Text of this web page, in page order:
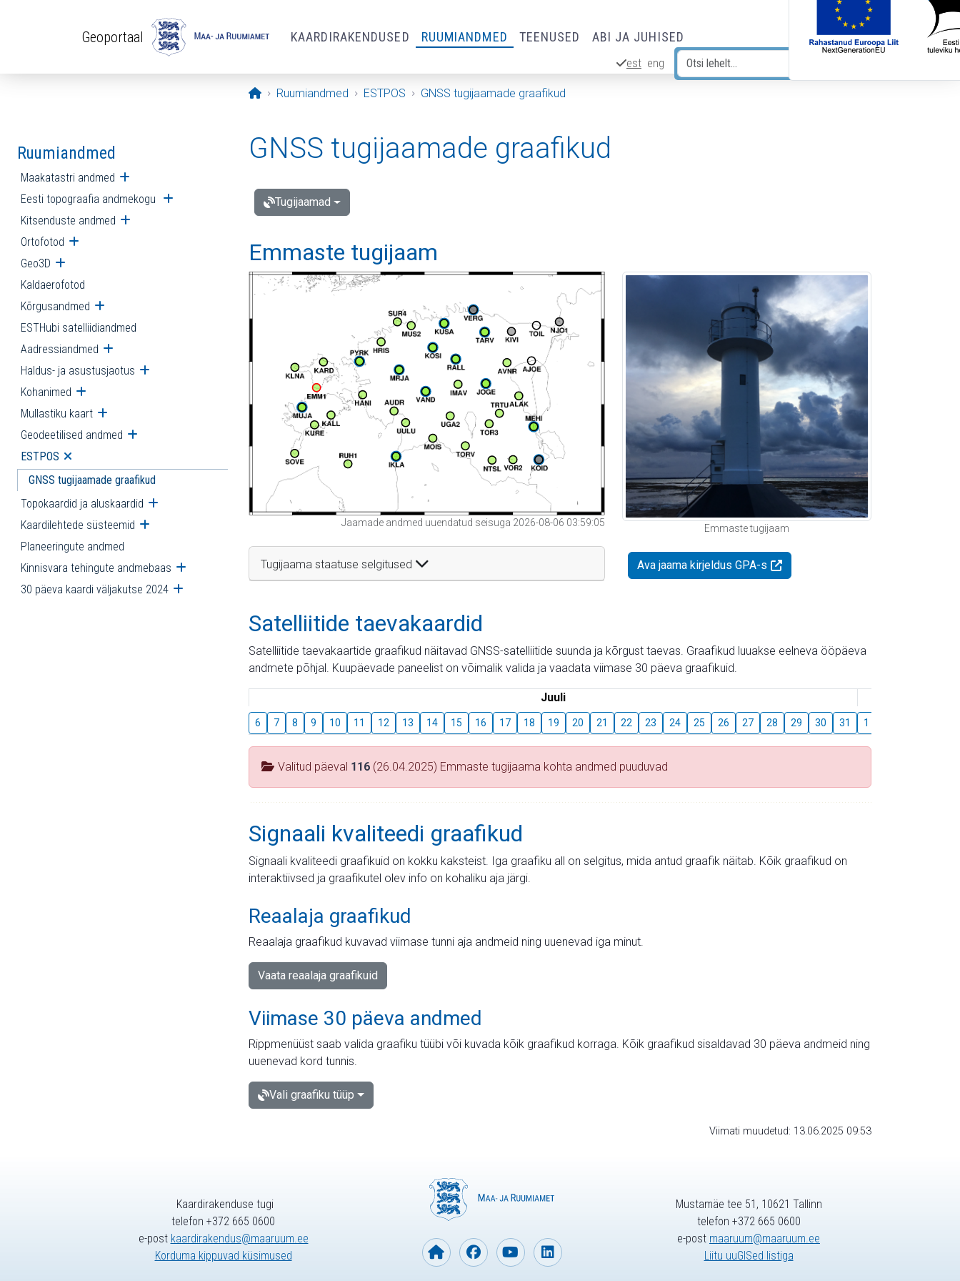
Geoportaal KAARDIRAKENDUSED RUUMIANDMED TEENUSED ABI JA JUHISED
est eng
Avaleht
Ruumiandmed ESTPOS GNSS tugijaamade graafikud
Ruumiandmed
Maakatastri andmed Ava alammenüü
Eesti topograafia andmekogu Ava alammenüü
Kitsenduste andmed Ava alammenüü
Ortofotod Ava alammenüü
Geo3D Ava alammenüü
Kaldaerofotod
Kõrgusandmed Ava alammenüü
ESTHubi satelliidiandmed
Aadressiandmed Ava alammenüü
Haldus- ja asustusjaotus Ava alammenüü
Kohanimed Ava alammenüü
Mullastiku kaart Ava alammenüü
Geodeetilised andmed Ava alammenüü
ESTPOS Ava alammenüü
GNSS tugijaamade graafikud
Topokaardid ja aluskaardid Ava alammenüü
Kaardilehtede süsteemid Ava alammenüü
Planeeringute andmed
Kinnisvara tehingute andmebaas Ava alammenüü
30 päeva kaardi väljakutse 2024 Ava alammenüü
GNSS tugijaamade graafikud
Tugijaamad
Emmaste tugijaam
Jaamade andmed uuendatud seisuga 2026-08-06 03:59:05
Tugijaama staatuse selgitused
Emmaste tugijaam
Ava jaama kirjeldus GPA-s
Satelliitide taevakaardid
Satelliitide taevakaartide graafikud näitavad GNSS-satelliitide suunda ja kõrgust taevas. Graafikud luuakse eelneva ööpäeva
andmete põhjal. Kuupäevade paneelist on võimalik valida ja vaadata viimase 30 päeva graafikuid.
Juuli
6 7 8 9 10 11 12 13 14 15 16 17 18 19 20 21 22 23 24 25 26 27 28 29 30 31 1
Valitud päeval 116 (26.04.2025) Emmaste tugijaama kohta andmed puuduvad
Signaali kvaliteedi graafikud
Signaali kvaliteedi graafikuid on kokku kaksteist. Iga graafiku all on selgitus, mida antud graafik näitab. Kõik graafikud on
interaktiivsed ja graafikutel olev info on kohaliku aja järgi.
Reaalaja graafikud
Reaalaja graafikud kuvavad viimase tunni aja andmeid ning uuenevad iga minut.
Vaata reaalaja graafikuid
Viimase 30 päeva andmed
Rippmenüüst saab valida graafiku tüübi või kuvada kõik graafikud korraga. Kõik graafikud sisaldavad 30 päeva andmeid ning
uuenevad kord tunnis.
Vali graafiku tüüp
Viimati muudetud: 13.06.2025 09:53
Kaardirakenduse tugi
telefon +372 665 0600
e-post kaardirakendus@maaruum.ee
Korduma kippuvad küsimused
Mustamäe tee 51, 10621 Tallinn
telefon +372 665 0600
e-post maaruum@maaruum.ee
Liitu uuGISed listiga